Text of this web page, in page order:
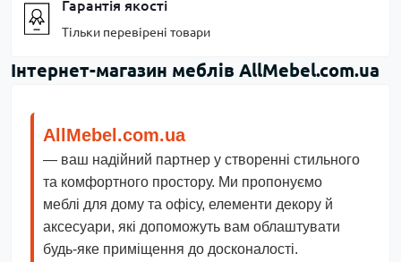
Гарантія якості
Тільки перевірені товари
Інтернет-магазин меблів AllMebel.com.ua
AllMebel.com.ua
— ваш надійний партнер у створенні стильного
та комфортного простору. Ми пропонуємо
меблі для дому та офісу, елементи декору й
аксесуари, які допоможуть вам облаштувати
будь-яке приміщення до досконалості.